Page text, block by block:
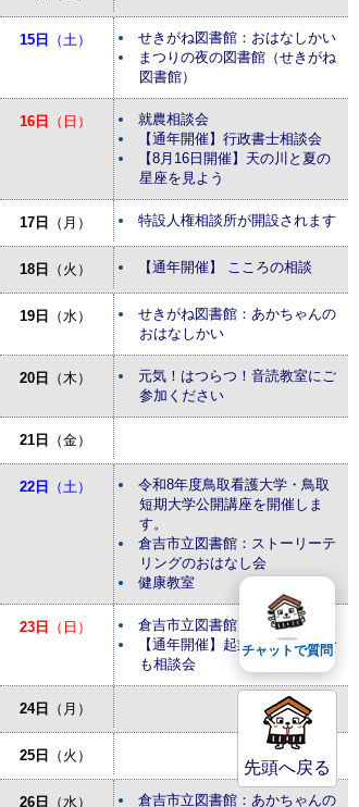
15日 （土）
せきがね図書館：おはなしかい
まつりの夜の図書館（せきがね
図書館）
16日 （日）
就農相談会
【通年開催】行政書士相談会
【8月16日開催】天の川と夏の
星座を見よう
17日 （月） 特設人権相談所が開設されます
18日 （火） 【通年開催】 こころの相談
19日 （水）
せきがね図書館：あかちゃんの
おはなしかい
20日 （木）
元気！はつらつ！音読教室にご
参加ください
21日 （金）
22日 （土）
令和8年度鳥取看護大学・鳥取
短期大学公開講座を開催しま
す。
倉吉市立図書館：ストーリーテ
リングのおはなし会
健康教室
23日 （日）
倉吉市立図書館：おはなしかい
【通年開催】起業・経営なんで
も相談会
24日 （月）
25日 （火）
26日 （水）
倉吉市立図書館：あかちゃんの
先頭へ戻る
チャットで質問